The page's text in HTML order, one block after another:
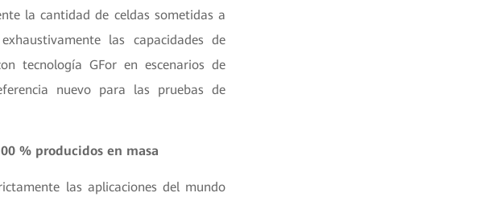
la cantidad de celdas sometidas a
las capacidades de
tecnología GFor en escenarios de
nuevo para las pruebas de
% producidos en masa
las aplicaciones del mundo